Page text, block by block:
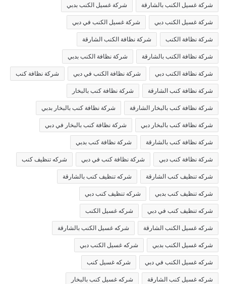
شركة غسيل الكنب بالشارقة شركة غسيل الكنب بدبي
شركة غسيل الكنب دبي شركة غسيل الكنب في دبي
شركة نظافة الكنب شركة نظافة الكنب الشارقة
شركة نظافة الكنب بالشارقة شركة نظافة الكنب بدبي
شركة نظافة الكنب دبي شركة نظافة الكنب في دبي شركة نظافة كنب
شركة نظافة كنب الشارقة شركة نظافة كنب بالبخار
شركة نظافة كنب بالبخار الشارقة شركة نظافة كنب بالبخار بدبي
شركة نظافة كنب بالبخار دبي شركة نظافة كنب بالبخار في دبي
شركة نظافة كنب بالشارقة شركة نظافة كنب بدبي
شركة نظافة كنب دبي شركة نظافة كنب في دبي شركه تنظيف كنب
شركه تنظيف كنب الشارقة شركه تنظيف كنب بالشارقة
شركه تنظيف كنب بدبي شركه تنظيف كنب دبي
شركه تنظيف كنب في دبي شركه غسيل الكنب
شركه غسيل الكنب الشارقة شركه غسيل الكنب بالشارقة
شركه غسيل الكنب بدبي شركه غسيل الكنب دبي
شركه غسيل الكنب في دبي شركه غسيل كنب
شركه غسيل كنب الشارقة شركه غسيل كنب بالبخار